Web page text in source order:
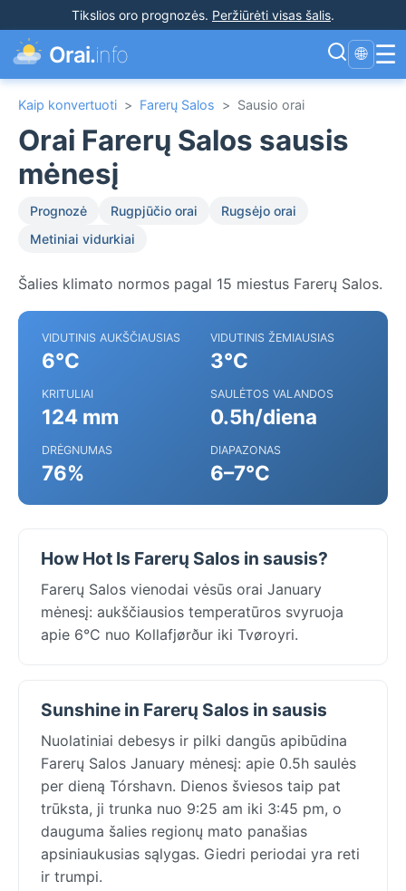
Tikslios oro prognozės. Peržiūrėti visas šalis.
Orai.info 🌐 ☰
Kaip konvertuoti > Farerų Salos > Sausio orai
Orai Farerų Salos sausis
mėnesį
Prognozė Rugpjūčio orai
Rugsėjo orai
Metiniai vidurkiai
Šalies klimato normos pagal 15 miestus Farerų Salos.
VIDUTINIS AUKŠČIAUSIAS
6°C
VIDUTINIS ŽEMIAUSIAS
3°C
KRITULIAI
124 mm
SAULĖTOS VALANDOS
0.5h/diena
DRĖGNUMAS
76%
DIAPAZONAS
6–7°C
How Hot Is Farerų Salos in sausis?
Farerų Salos vienodai vėsūs orai January
mėnesį: aukščiausios temperatūros svyruoja
apie 6°C nuo Kollafjørður iki Tvøroyri.
Sunshine in Farerų Salos in sausis
Nuolatiniai debesys ir pilki dangūs apibūdina
Farerų Salos January mėnesį: apie 0.5h saulės
per dieną Tórshavn. Dienos šviesos taip pat
trūksta, ji trunka nuo 9:25 am iki 3:45 pm, o
dauguma šalies regionų mato panašias
apsiniaukusias sąlygas. Giedri periodai yra reti
ir trumpi.